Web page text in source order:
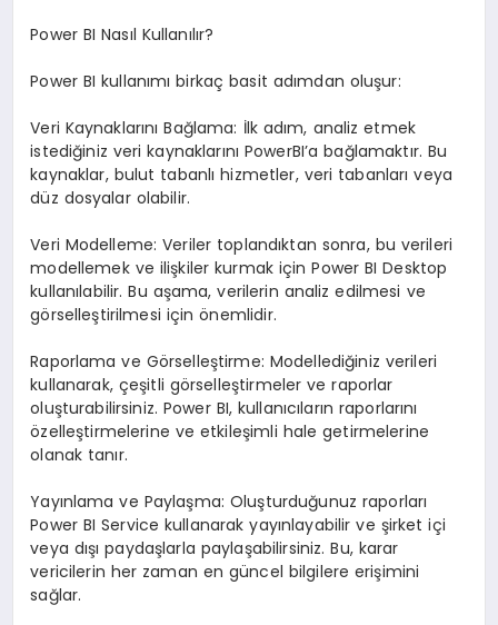
Power BI Nasıl Kullanılır?
Power BI kullanımı birkaç basit adımdan oluşur:
Veri Kaynaklarını Bağlama: İlk adım, analiz etmek
istediğiniz veri kaynaklarını PowerBI’a bağlamaktır. Bu
kaynaklar, bulut tabanlı hizmetler, veri tabanları veya
düz dosyalar olabilir.
Veri Modelleme: Veriler toplandıktan sonra, bu verileri
modellemek ve ilişkiler kurmak için Power BI Desktop
kullanılabilir. Bu aşama, verilerin analiz edilmesi ve
görselleştirilmesi için önemlidir.
Raporlama ve Görselleştirme: Modellediğiniz verileri
kullanarak, çeşitli görselleştirmeler ve raporlar
oluşturabilirsiniz. Power BI, kullanıcıların raporlarını
özelleştirmelerine ve etkileşimli hale getirmelerine
olanak tanır.
Yayınlama ve Paylaşma: Oluşturduğunuz raporları
Power BI Service kullanarak yayınlayabilir ve şirket içi
veya dışı paydaşlarla paylaşabilirsiniz. Bu, karar
vericilerin her zaman en güncel bilgilere erişimini
sağlar.